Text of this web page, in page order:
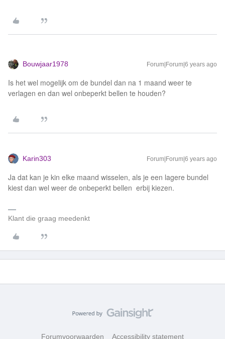
Bouwjaar1978 Forum|Forum|6 years ago
Is het wel mogelijk om de bundel dan na 1 maand weer te
verlagen en dan wel onbeperkt bellen te houden?
Karin303 Forum|Forum|6 years ago
Ja dat kan je kin elke maand wisselen, als je een lagere bundel
kiest dan wel weer de onbeperkt bellen erbij kiezen.
Klant die graag meedenkt
Forumvoorwaarden Accessibility statement